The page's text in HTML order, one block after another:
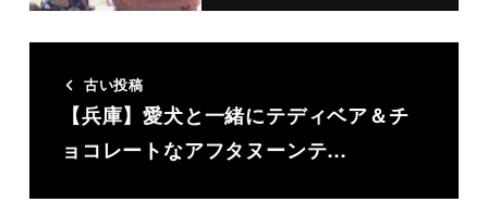
古い投稿
【兵庫】愛犬と一緒にテディベア＆チ
ョコレートなアフタヌーンテ…